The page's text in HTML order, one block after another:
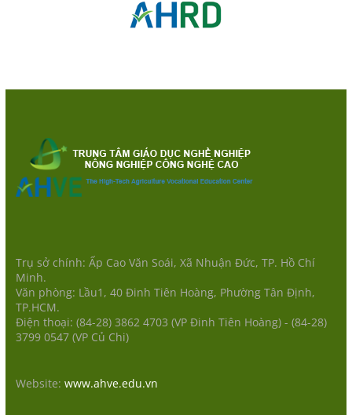
Trụ sở chính: Ấp Cao Văn Soái, Xã Nhuận Đức, TP. Hồ Chí
Minh.
Văn phòng: Lầu1, 40 Đinh Tiên Hoàng, Phường Tân Định,
TP.HCM.
Điện thoại: (84-28) 3862 4703 (VP Đinh Tiên Hoàng) - (84-28)
3799 0547 (VP Củ Chi)
Website: www.ahve.edu.vn